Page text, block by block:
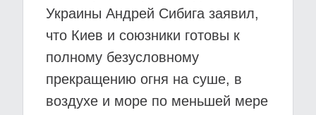
Украины Андрей Сибига заявил,
что Киев и союзники готовы к
полному безусловному
прекращению огня на суше, в
воздухе и море по меньшей мере